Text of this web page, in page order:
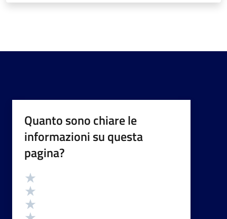
Quanto sono chiare le
informazioni su questa
pagina?
Valutazione